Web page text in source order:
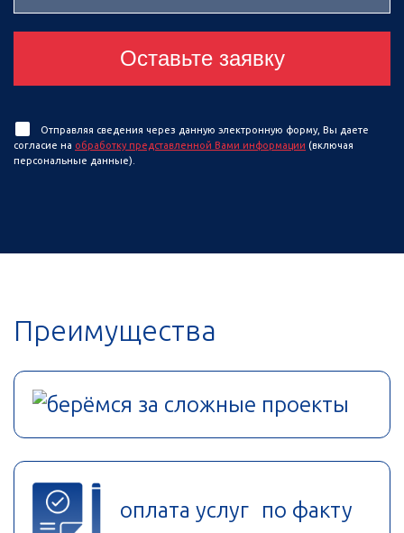
Оставьте заявку
Отправляя сведения через данную электронную форму, Вы даете
согласие на обработку представленной Вами информации (включая
персональные данные).
Преимущества
берёмся за сложные проекты
оплата услуг по факту